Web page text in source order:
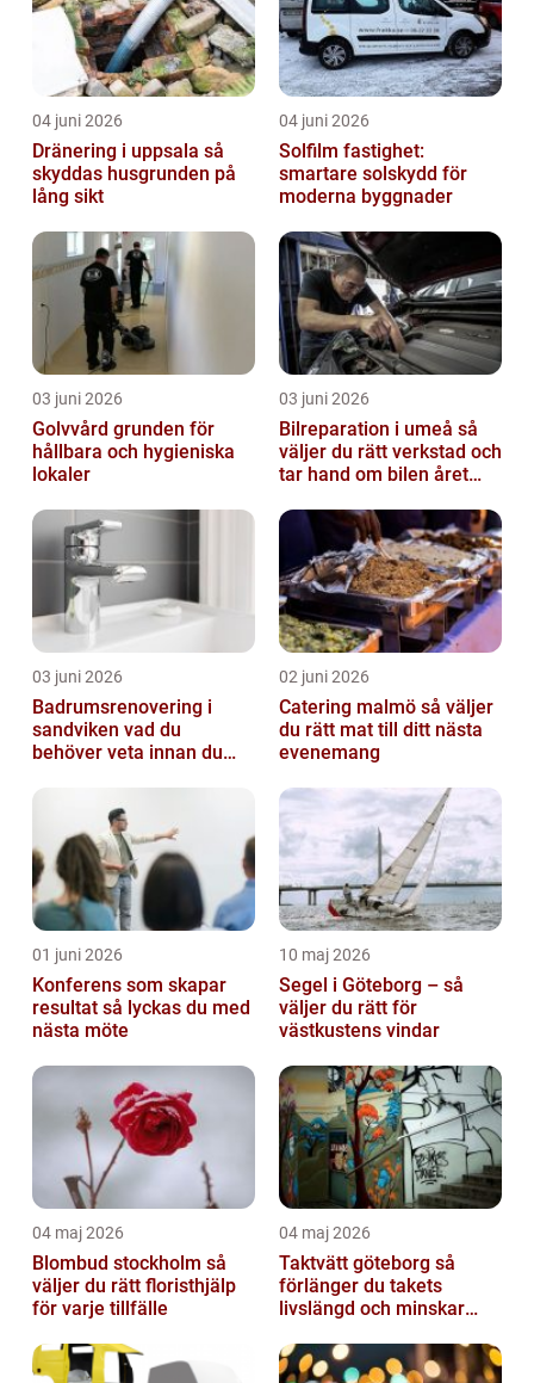
04 juni 2026
Dränering i uppsala så
skyddas husgrunden på
lång sikt
04 juni 2026
Solfilm fastighet:
smartare solskydd för
moderna byggnader
03 juni 2026
Golvvård grunden för
hållbara och hygieniska
lokaler
03 juni 2026
Bilreparation i umeå så
väljer du rätt verkstad och
tar hand om bilen året
03 juni 2026
Badrumsrenovering i
sandviken vad du
behöver veta innan du
02 juni 2026
Catering malmö så väljer
du rätt mat till ditt nästa
evenemang
01 juni 2026
Konferens som skapar
resultat så lyckas du med
nästa möte
10 maj 2026
Segel i Göteborg – så
väljer du rätt för
västkustens vindar
04 maj 2026
Blombud stockholm så
väljer du rätt floristhjälp
för varje tillfälle
04 maj 2026
Taktvätt göteborg så
förlänger du takets
livslängd och minskar